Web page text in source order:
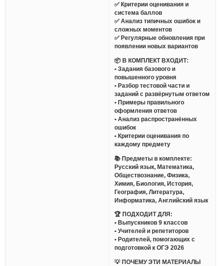
✅ Критерии оценивания и
система баллов
✅ Анализ типичных ошибок и
сложных моментов
✅ Регулярные обновления при
появлении новых вариантов
📦 В КОМПЛЕКТ ВХОДИТ:
• Задания базового и
повышенного уровня
• Разбор тестовой части и
заданий с развёрнутым ответом
• Примеры правильного
оформления ответов
• Анализ распространённых
ошибок
• Критерии оценивания по
каждому предмету
📚 Предметы в комплекте:
Русский язык, Математика,
Обществознание, Физика,
Химия, Биология, История,
География, Литература,
Информатика, Английский язык
🏆 ПОДХОДИТ ДЛЯ:
• Выпускников 9 классов
• Учителей и репетиторов
• Родителей, помогающих с
подготовкой к ОГЭ 2026
💡 ПОЧЕМУ ЭТИ МАТЕРИАЛЫ